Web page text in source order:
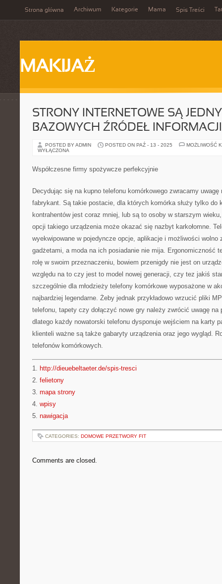
Strona główna Archiwum Kategorie Mama Spis Treści
MAKIJAŻ
STRONY INTERNETOWE SĄ
BAZOWYCH ŹRÓDEŁ INFORMACJI
POSTED BY ADMIN POSTED ON PAŹ - 13 - 2025
MOŻLIWOŚĆ
WYŁĄCZONA
Współczesne firmy spożywcze perfekcyjnie
Decydując się na kupno telefonu komórkowego zwracamy
fabrykant. Są takie postacie, dla których komórka służy tylko do
kontrahentów jest coraz mniej, lub są to osoby w starszym
opcji takiego urządzenia może okazać się nazbyt karkołomne.
wyekwipowane w pojedyncze opcje, aplikacje i możliwości wolno
gadżetami, a moda na ich posiadanie nie mija. Ergonomiczność
rolę w swoim przeznaczeniu, bowiem przenigdy nie jest on
względu na to czy jest to model nowej generacji, czy tez jakiś
szczególnie dla młodzieży telefony komórkowe wyposażone w
najbardziej legendarne. Żeby jednak przykładowo wrzucić pliki
telefonu, tapety czy dołączyć nowe gry należy zwrócić uwagę na
dlatego każdy nowatorski telefonu dysponuje wejściem na karty
klienteli ważne są także gabaryty urządzenia oraz jego wygląd.
telefonów komórkowych.
1. http://dieuebeltaeter.de/spis-tresci
2. felietony
3. mapa strony
4. wpisy
5. nawigacja
CATEGORIES: DOMOWE PRZETWORY FIT
Comments are closed.